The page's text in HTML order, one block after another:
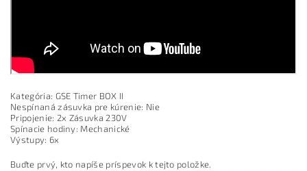
Kategória: GSE Timer BOX II
Nespínaná zásuvka pre kúrenie: Nie
Pripojenie: 2x Zásuvka 230V
Spínacie hodiny: Mechanické
Výstupy: 6x
Buďte prvý, kto napíše príspevok k tejto položke.